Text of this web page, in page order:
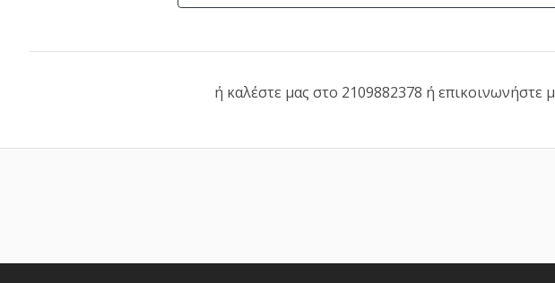
ή καλέστε μας στο 2109882378 ή επικοινωνήστε